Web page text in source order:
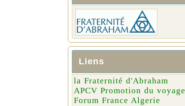
Liens
la Fraternité d'Abraham
APCV Promotion du voyage
Forum France Algerie